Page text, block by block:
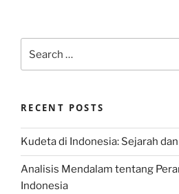
for:
RECENT POSTS
Kudeta di Indonesia: Sejarah
Analisis Mendalam tentang
Indonesia